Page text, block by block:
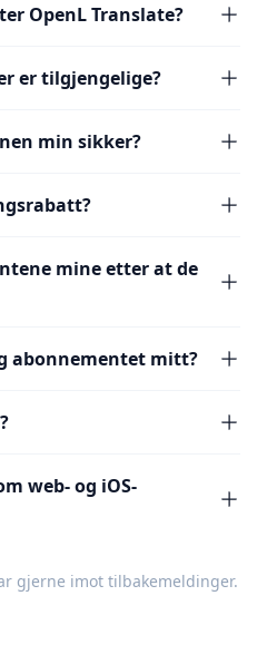
OpenL Translate?
er tilgjengelige?
min sikker?
mine etter at de
abonnementet mitt?
web- og iOS-
gjerne imot tilbakemeldinger.